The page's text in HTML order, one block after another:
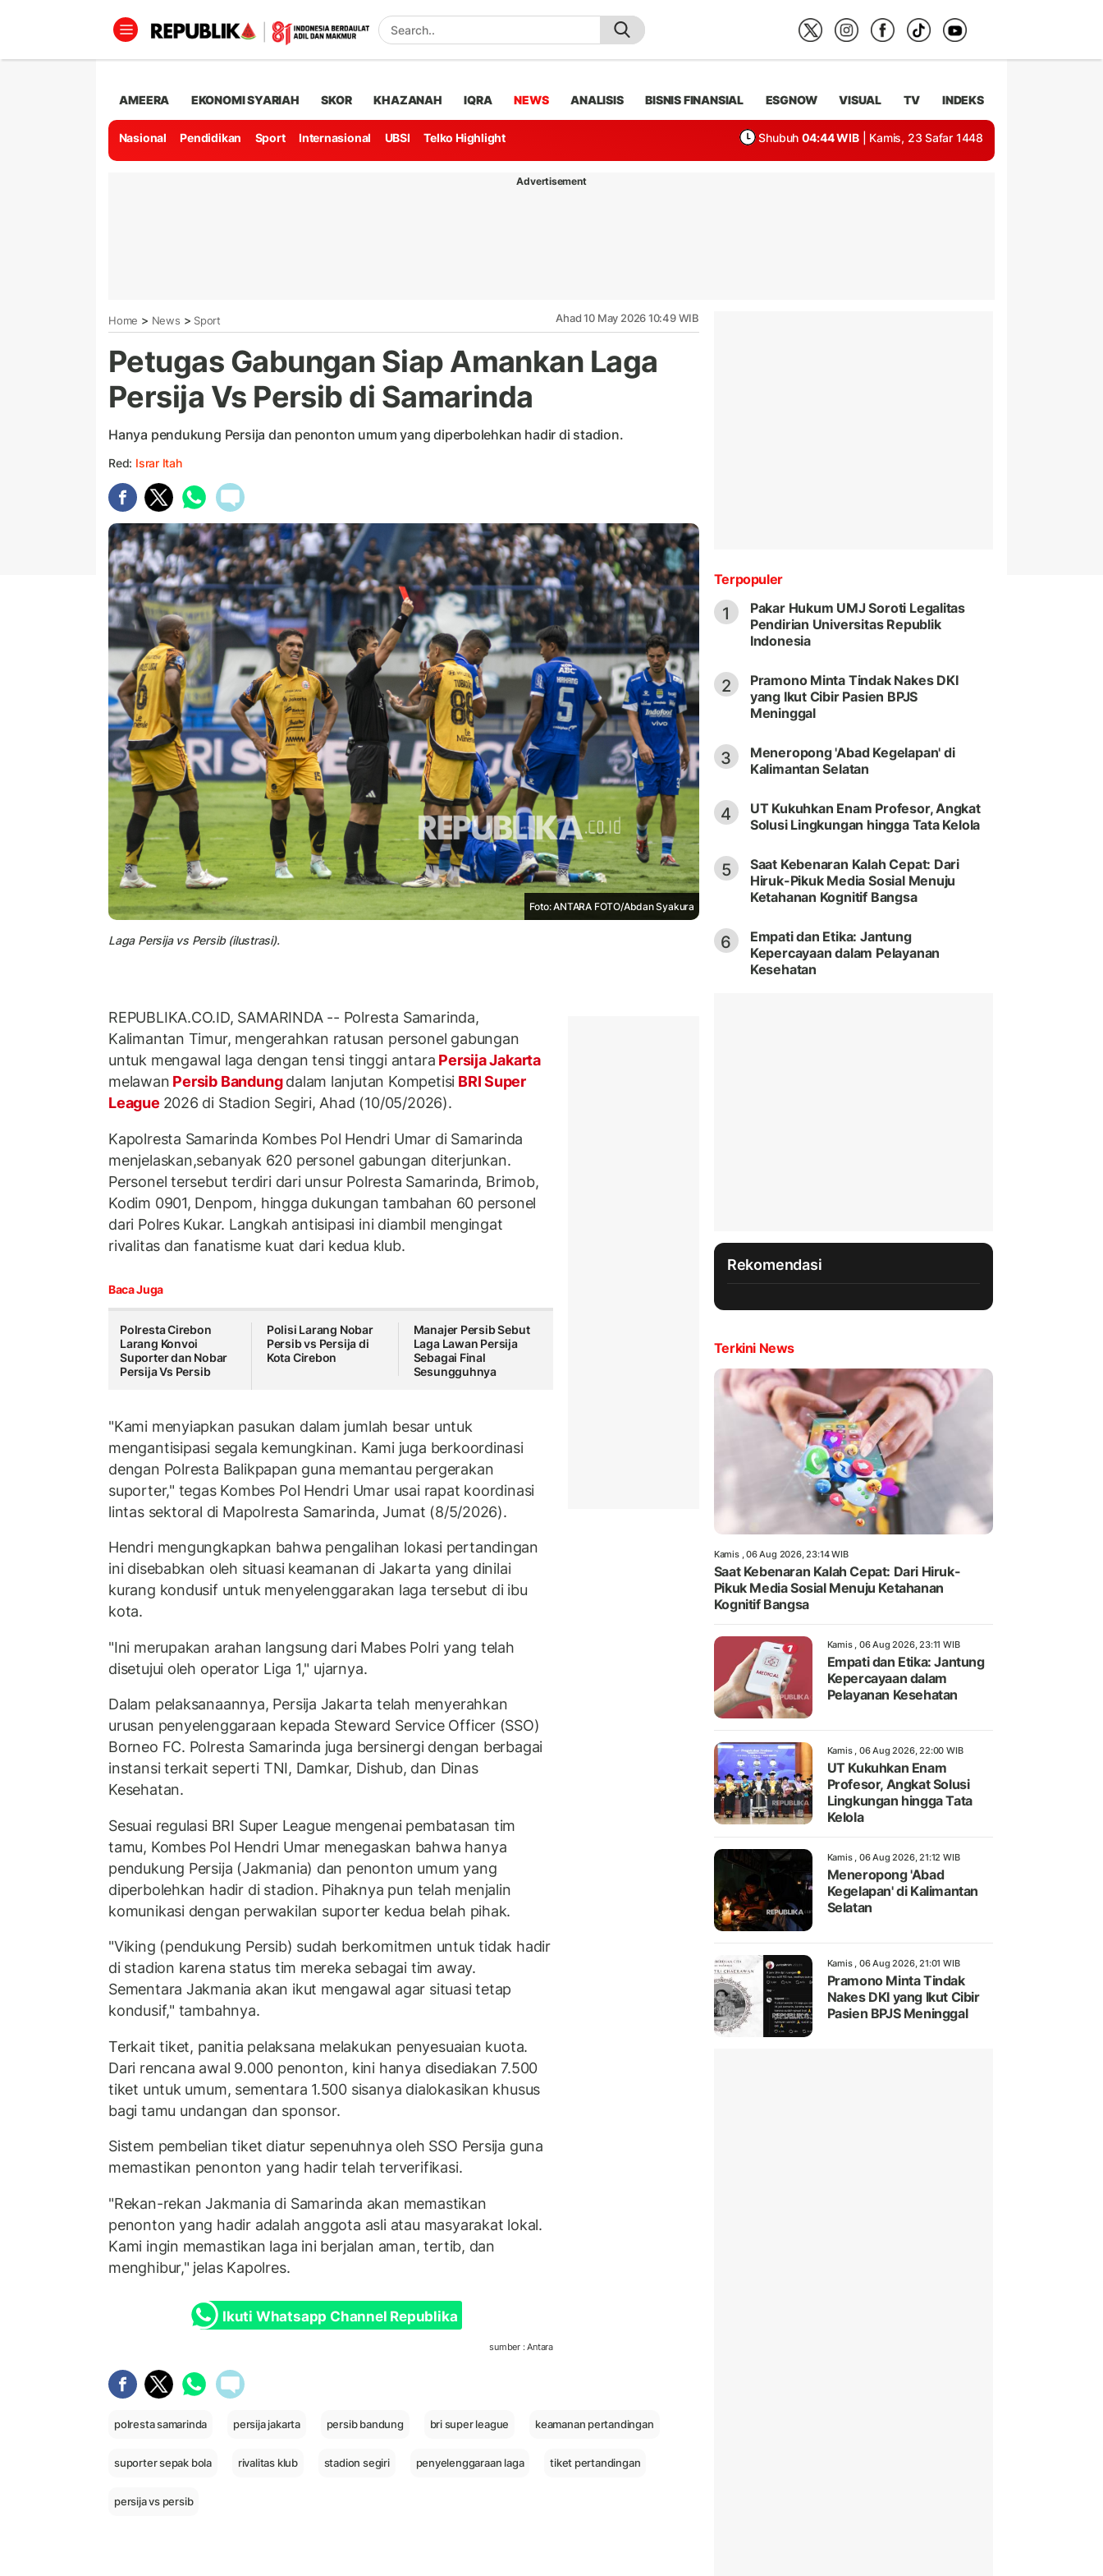
AMEERA EKONOMI SYARIAH SKOR KHAZANAH IQRA NEWS ANALISIS BISNIS FINANSIAL ESGNOW VISUAL TV INDEKS
Nasional Pendidikan Sport Internasional UBSI Telko Highlight Shubuh 04:44 WIB | Kamis, 23 Safar 1448
Advertisement
Home > News > Sport Ahad 10 May 2026 10:49 WIB
Petugas Gabungan Siap Amankan Laga
Persija Vs Persib di Samarinda
Hanya pendukung Persija dan penonton umum yang diperbolehkan hadir di stadion.
Red: Israr Itah
Foto: ANTARA FOTO/Abdan Syakura
Laga Persija vs Persib (ilustrasi).
REPUBLIKA.CO.ID, SAMARINDA -- Polresta Samarinda,
Kalimantan Timur, mengerahkan ratusan personel gabungan
untuk mengawal laga dengan tensi tinggi antara Persija Jakarta
melawan Persib Bandungdalam lanjutan Kompetisi BRI Super
League 2026 di Stadion Segiri, Ahad (10/05/2026).
Kapolresta Samarinda Kombes Pol Hendri Umar di Samarinda
menjelaskan,sebanyak 620 personel gabungan diterjunkan.
Personel tersebut terdiri dari unsur Polresta Samarinda, Brimob,
Kodim 0901, Denpom, hingga dukungan tambahan 60 personel
dari Polres Kukar. Langkah antisipasi ini diambil mengingat
rivalitas dan fanatisme kuat dari kedua klub.
Baca Juga
Polresta Cirebon
Larang Konvoi
Suporter dan Nobar
Persija Vs Persib
Polisi Larang Nobar
Persib vs Persija di
Kota Cirebon
Manajer Persib Sebut
Laga Lawan Persija
Sebagai Final
Sesungguhnya
"Kami menyiapkan pasukan dalam jumlah besar untuk
mengantisipasi segala kemungkinan. Kami juga berkoordinasi
dengan Polresta Balikpapan guna memantau pergerakan
suporter," tegas Kombes Pol Hendri Umar usai rapat koordinasi
lintas sektoral di Mapolresta Samarinda, Jumat (8/5/2026).
Hendri mengungkapkan bahwa pengalihan lokasi pertandingan
ini disebabkan oleh situasi keamanan di Jakarta yang dinilai
kurang kondusif untuk menyelenggarakan laga tersebut di ibu
kota.
"Ini merupakan arahan langsung dari Mabes Polri yang telah
disetujui oleh operator Liga 1," ujarnya.
Dalam pelaksanaannya, Persija Jakarta telah menyerahkan
urusan penyelenggaraan kepada Steward Service Officer (SSO)
Borneo FC. Polresta Samarinda juga bersinergi dengan berbagai
instansi terkait seperti TNI, Damkar, Dishub, dan Dinas
Kesehatan.
Sesuai regulasi BRI Super League mengenai pembatasan tim
tamu, Kombes Pol Hendri Umar menegaskan bahwa hanya
pendukung Persija (Jakmania) dan penonton umum yang
diperbolehkan hadir di stadion. Pihaknya pun telah menjalin
komunikasi dengan perwakilan suporter kedua belah pihak.
"Viking (pendukung Persib) sudah berkomitmen untuk tidak hadir
di stadion karena status tim mereka sebagai tim away.
Sementara Jakmania akan ikut mengawal agar situasi tetap
kondusif," tambahnya.
Terkait tiket, panitia pelaksana melakukan penyesuaian kuota.
Dari rencana awal 9.000 penonton, kini hanya disediakan 7.500
tiket untuk umum, sementara 1.500 sisanya dialokasikan khusus
bagi tamu undangan dan sponsor.
Sistem pembelian tiket diatur sepenuhnya oleh SSO Persija guna
memastikan penonton yang hadir telah terverifikasi.
"Rekan-rekan Jakmania di Samarinda akan memastikan
penonton yang hadir adalah anggota asli atau masyarakat lokal.
Kami ingin memastikan laga ini berjalan aman, tertib, dan
menghibur," jelas Kapolres.
Ikuti Whatsapp Channel Republika
sumber : Antara
polresta samarinda persija jakarta persib bandung bri super league keamanan pertandingan
suporter sepak bola rivalitas klub stadion segiri penyelenggaraan laga tiket pertandingan
persija vs persib
Terpopuler
1
Pakar Hukum UMJ Soroti Legalitas
Pendirian Universitas Republik
Indonesia
2
Pramono Minta Tindak Nakes DKI
yang Ikut Cibir Pasien BPJS
Meninggal
3
Meneropong 'Abad Kegelapan' di
Kalimantan Selatan
4
UT Kukuhkan Enam Profesor, Angkat
Solusi Lingkungan hingga Tata Kelola
5
Saat Kebenaran Kalah Cepat: Dari
Hiruk-Pikuk Media Sosial Menuju
Ketahanan Kognitif Bangsa
6
Empati dan Etika: Jantung
Kepercayaan dalam Pelayanan
Kesehatan
Rekomendasi
Terkini News
Kamis , 06 Aug 2026, 23:14 WIB
Saat Kebenaran Kalah Cepat: Dari Hiruk-
Pikuk Media Sosial Menuju Ketahanan
Kognitif Bangsa
Kamis , 06 Aug 2026, 23:11 WIB
Empati dan Etika: Jantung
Kepercayaan dalam
Pelayanan Kesehatan
Kamis , 06 Aug 2026, 22:00 WIB
UT Kukuhkan Enam
Profesor, Angkat Solusi
Lingkungan hingga Tata
Kelola
Kamis , 06 Aug 2026, 21:12 WIB
Meneropong 'Abad
Kegelapan' di Kalimantan
Selatan
Kamis , 06 Aug 2026, 21:01 WIB
Pramono Minta Tindak
Nakes DKI yang Ikut Cibir
Pasien BPJS Meninggal